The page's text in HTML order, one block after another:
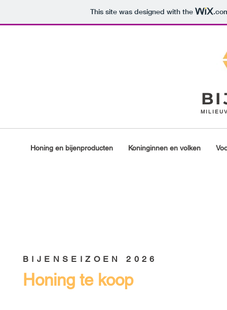
This site was designed with the
Honing en bijenproducten Koninginnen en volken
BIJENSEIZOEN 2026
Honing te koop